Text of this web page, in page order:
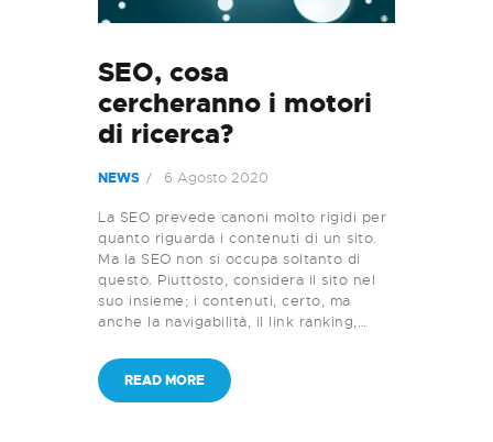
SEO, cosa
cercheranno i motori
di ricerca?
NEWS 6 Agosto 2020
La SEO prevede canoni molto rigidi per
quanto riguarda i contenuti di un sito.
Ma la SEO non si occupa soltanto di
questo. Piuttosto, considera il sito nel
suo insieme; i contenuti, certo, ma
anche la navigabilità, il link ranking,…
READ MORE